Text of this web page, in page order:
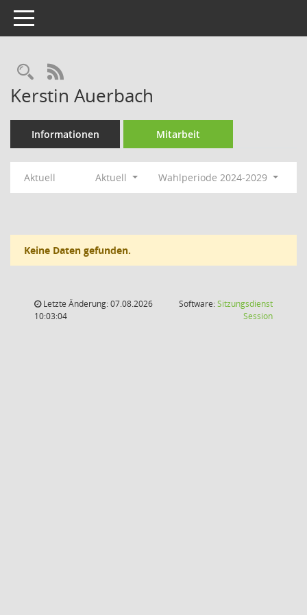
Toggle navigation
Rechercheauswahl
RSS-Feed
Kerstin Auerbach
Informationen Mitarbeit
Aktuell Aktuell Wahlperiode 2024-2029
Keine Daten gefunden.
Letzte Änderung: 07.08.2026
10:03:04
Software:Sitzungsdienst
Session(Wird in